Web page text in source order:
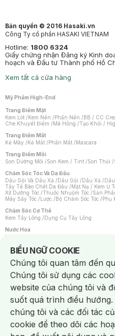
Bản quyền © 2016 Hasaki.vn
Công Ty cổ phần HASAKI VIETNAM
Hotline: 1800 6324
Giấy chứng nhận Đăng ký Kinh
hoạch và Đầu tư Thành phố Hồ
Xem tất cả cửa hàng
Mỹ Phẩm High-End
Trang Điểm Mặt
Kem Lót /Kem Nền /Phấn Nền /BB / CC
Che Khuyết Điểm /Má Hồng /Tạo Khối /
Trang Điểm Mắt
Kẻ Mày /Kẻ Mắt /Phấn Mắt /Mascara
Trang Điểm Môi
Son Dưỡng Môi /Son Kem / Tint /Son Thỏi /
Chăm Sóc Tóc Và Da Đầu
Dầu Gội Và Dầu Xả /Dầu Gội /Dầu Xả /
Tẩy Tế Bào Chết Da Đầu /Mặt Nạ / Kem Ủ
Xịt Dưỡng Tóc /Thuốc Nhuộm Tóc /Sản
Máy Sấy Tóc /Lược /Bộ Chăm Sóc Tóc /Phụ
Chăm Sóc Cơ Thể
Kem Tẩy Lông /Dụng Cụ Tẩy Lông
Nước Hoa
Nước Hoa Nữ
Chăm Sóc Cá Nhân
Chống Muỗi /Khẩu Trang /Máy Massage/
Sản Phẩm Chăm Sóc Khác /Bàn Chải Đánh
Hỗ Trợ Trắng Răng/Kem Đánh Răng /Máy
Tăm / Chỉ Nha Khoa/ Xịt Thơm Miệng /
Khăn Ướt Vệ Sinh Vùng Kín/Băng Vệ Sinh
Máy Cạo Râu
Vấn Đề Về Da
Da Dầu / Lỗ Chân Lông To/ Da Khô / Mất
Da Nhạy Cảm / Kích Ứng
Da Xỉn Màu
Quầng Thâm & Bọng Mắt /Sẹo /Viêm Da
BIỂU NGỮ COOKIE
Notice about cookies usage
Chúng tôi quan tâm đến
Chúng tôi sử dụng các
website của chúng tôi và
suốt quá trình điều
chúng tôi và các đối tác
cookie để theo dõi các